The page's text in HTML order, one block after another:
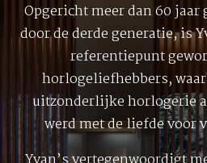
Opgericht meer dan 60 jaar
door de derde generatie, is
referentiepunt
horlogeliefhebbers,
uitzonderlijke horlogerie
werd met de liefde voor